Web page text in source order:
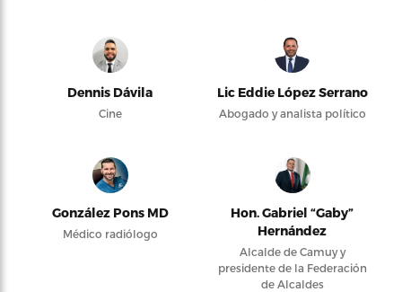
Dennis Dávila
Cine
Lic Eddie López Serrano
Abogado y analista político
González Pons MD
Médico radiólogo
Hon. Gabriel “Gaby”
Hernández
Alcalde de Camuy y
presidente de la Federación
de Alcaldes